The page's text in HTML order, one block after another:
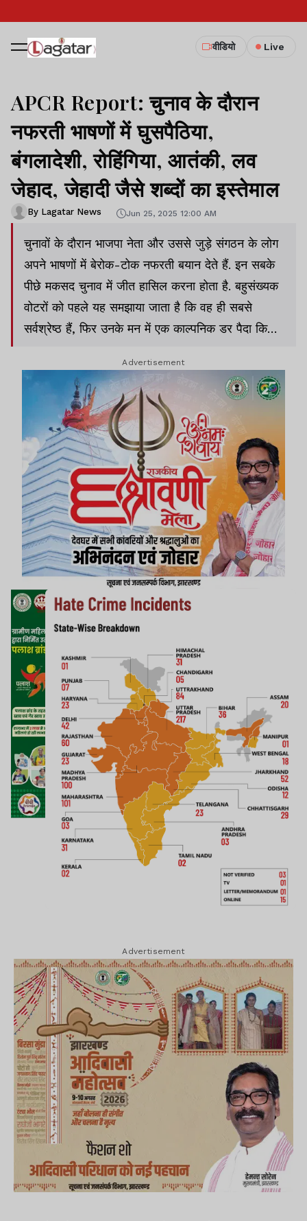
वीडियो Live
APCR Report: चुनाव के दौरान
नफरती भाषणों में घुसपैठिया,
बंगलादेशी, रोहिंगिया, आतंकी, लव
जेहाद, जेहादी जैसे शब्दों का इस्तेमाल
By Lagatar News Jun 25, 2025 12:00 AM
चुनावों के दौरान भाजपा नेता और उससे जुड़े संगठन के लोग
अपने भाषणों में बेरोक-टोक नफरती बयान देते हैं. इन सबके
पीछे मकसद चुनाव में जीत हासिल करना होता है. बहुसंख्यक
वोटरों को पहले यह समझाया जाता है कि वह ही सबसे
सर्वश्रेष्ठ हैं, फिर उनके मन में एक काल्पनिक डर पैदा किया
अल्पसंख्यक जिम्मेदार हैं.
Advertisement
Advertisement